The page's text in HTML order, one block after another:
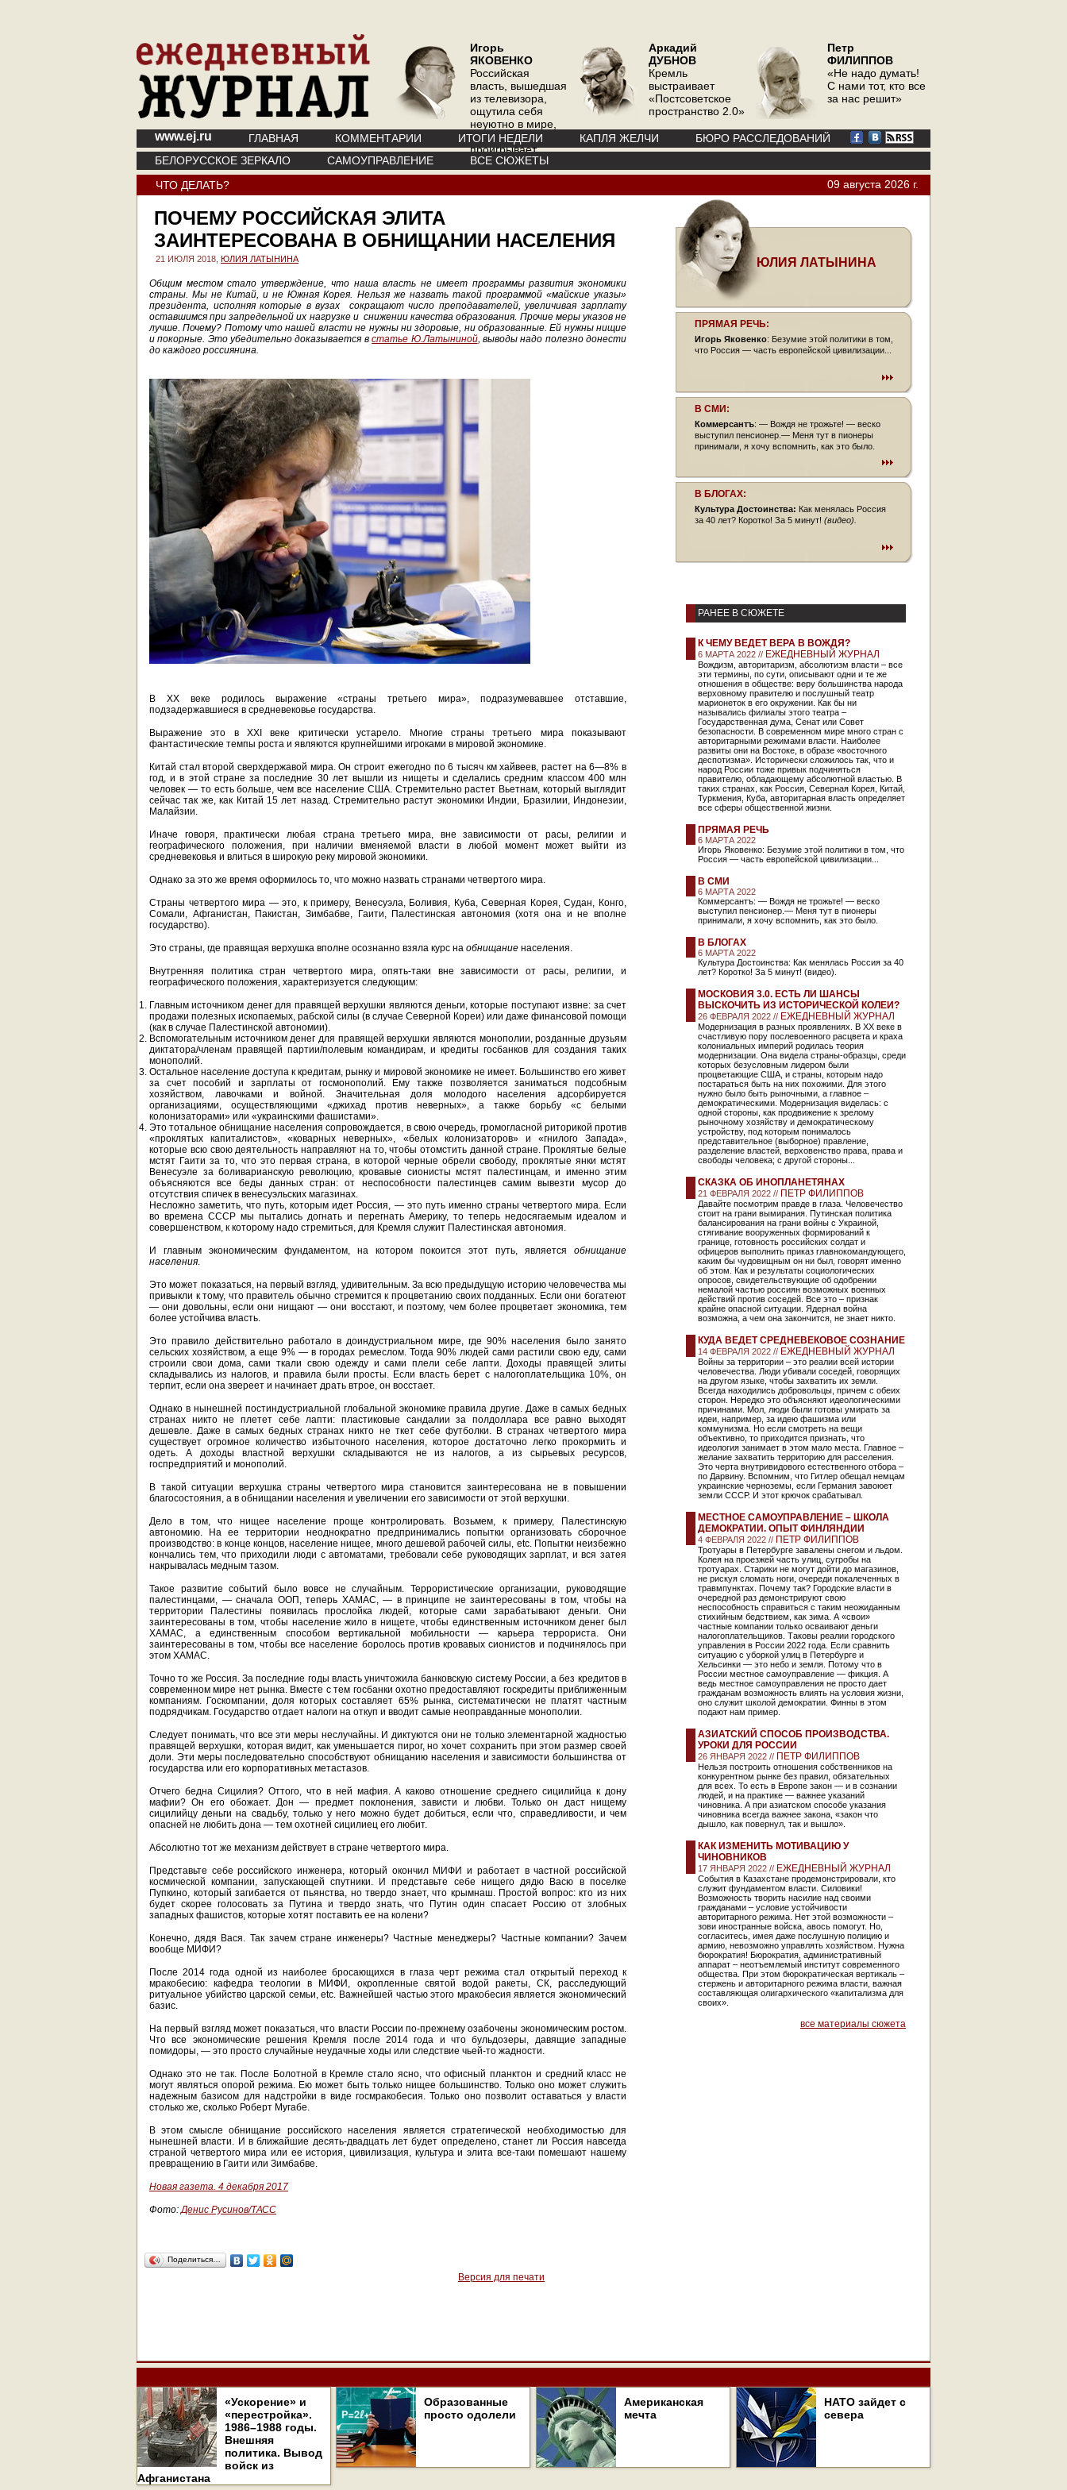
Игорь
ЯКОВЕНКО
Российская
власть, вышедшая
из телевизора,
ощутила себя
неуютно в мире,
где телевизор
проигрывает
интернету
Аркадий
ДУБНОВ
Кремль
выстраивает
«Постсоветское
пространство 2.0»
Петр
ФИЛИППОВ
«Не надо думать!
С нами тот, кто все
за нас решит»
www.ej.ru ГЛАВНАЯ КОММЕНТАРИИ ИТОГИ НЕДЕЛИ КАПЛЯ ЖЕЛЧИ
БЮРО РАССЛЕДОВАНИЙ
БЕЛОРУССКОЕ ЗЕРКАЛО
САМОУПРАВЛЕНИЕ
ВСЕ СЮЖЕТЫ
ЧТО ДЕЛАТЬ?
09 августа 2026 г.
ПОЧЕМУ РОССИЙСКАЯ ЭЛИТА
ЗАИНТЕРЕСОВАНА В ОБНИЩАНИИ НАСЕЛЕНИЯ
21 ИЮЛЯ 2018, ЮЛИЯ ЛАТЫНИНА
Общим местом стало утверждение, что наша власть не имеет программы развития экономики
страны. Мы не Китай, и не Южная Корея. Нельзя же назвать такой программой «майские указы»
президента, исполняя которые в вузах сокращают число преподавателей, увеличивая зарплату
оставшимся при запредельной их нагрузке и снижении качества образования. Прочие меры указов не
лучше. Почему? Потому что нашей власти не нужны ни здоровые, ни образованные. Ей нужны нищие
и покорные. Это убедительно доказывается встатье Ю.Латыниной, выводы надо полезно донести
до каждого россиянина.
В XX веке родилось выражение «страны третьего мира», подразумевавшее отставшие,
подзадержавшиеся в средневековье государства.
Выражение это в XXI веке критически устарело. Многие страны третьего мира показывают
фантастические темпы роста и являются крупнейшими игроками в мировой экономике.
Китай стал второй сверхдержавой мира. Он строит ежегодно по 6 тысяч км хайвеев, растет на 6—8% в
год, и в этой стране за последние 30 лет вышли из нищеты и сделались средним классом 400 млн
человек — то есть больше, чем все население США. Стремительно растет Вьетнам, который выглядит
сейчас так же, как Китай 15 лет назад. Стремительно растут экономики Индии, Бразилии, Индонезии,
Малайзии.
Иначе говоря, практически любая страна третьего мира, вне зависимости от расы, религии и
географического положения, при наличии вменяемой власти в любой момент может выйти из
средневековья и влиться в широкую реку мировой экономики.
Однако за это же время оформилось то, что можно назвать странами четвертого мира.
Страны четвертого мира — это, к примеру, Венесуэла, Боливия, Куба, Северная Корея, Судан, Конго,
Сомали, Афганистан, Пакистан, Зимбабве, Гаити, Палестинская автономия (хотя она и не вполне
государство).
Это страны, где правящая верхушка вполне осознанно взяла курс на обнищание населения.
Внутренняя политика стран четвертого мира, опять-таки вне зависимости от расы, религии, и
географического положения, характеризуется следующим:
Главным источником денег для правящей верхушки являются деньги, которые поступают извне: за счет
продажи полезных ископаемых, рабской силы (в случае Северной Кореи) или даже финансовой помощи
(как в случае Палестинской автономии).
Вспомогательным источником денег для правящей верхушки являются монополии, розданные друзьям
диктатора/членам правящей партии/полевым командирам, и кредиты госбанков для создания таких
монополий.
Остальное население доступа к кредитам, рынку и мировой экономике не имеет. Большинство его живет
за счет пособий и зарплаты от госмонополий. Ему также позволяется заниматься подсобным
хозяйством, лавочками и войной. Значительная доля молодого населения адсорбируется
организациями, осуществляющими «джихад против неверных», а также борьбу «с белыми
колонизаторами» или «украинскими фашистами».
Это тотальное обнищание населения сопровождается, в свою очередь, громогласной риторикой против
«проклятых капиталистов», «коварных неверных», «белых колонизаторов» и «гнилого Запада»,
которые всю свою деятельность направляют на то, чтобы отомстить данной стране. Проклятые белые
мстят Гаити за то, что это первая страна, в которой черные обрели свободу, проклятые янки мстят
Венесуэле за боливарианскую революцию, кровавые сионисты мстят палестинцам, и именно этим
объясняются все беды данных стран: от неспособности палестинцев самим вывезти мусор до
отсутствия спичек в венесуэльских магазинах.
Несложно заметить, что путь, которым идет Россия, — это путь именно страны четвертого мира. Если
во времена СССР мы пытались догнать и перегнать Америку, то теперь недосягаемым идеалом и
совершенством, к которому надо стремиться, для Кремля служит Палестинская автономия.
И главным экономическим фундаментом, на котором покоится этот путь, является обнищание
населения.
Это может показаться, на первый взгляд, удивительным. За всю предыдущую историю человечества мы
привыкли к тому, что правитель обычно стремится к процветанию своих подданных. Если они богатеют
— они довольны, если они нищают — они восстают, и поэтому, чем более процветает экономика, тем
более устойчива власть.
Это правило действительно работало в доиндустриальном мире, где 90% населения было занято
сельских хозяйством, а еще 9% — в городах ремеслом. Тогда 90% людей сами растили свою еду, сами
строили свои дома, сами ткали свою одежду и сами плели себе лапти. Доходы правящей элиты
складывались из налогов, и правила были просты. Если власть берет с налогоплательщика 10%, он
терпит, если она звереет и начинает драть втрое, он восстает.
Однако в нынешней постиндустриальной глобальной экономике правила другие. Даже в самых бедных
странах никто не плетет себе лапти: пластиковые сандалии за полдоллара все равно выходят
дешевле. Даже в самых бедных странах никто не ткет себе футболки. В странах четвертого мира
существует огромное количество избыточного населения, которое достаточно легко прокормить и
одеть. А доходы властной верхушки складываются не из налогов, а из сырьевых ресурсов,
госпредприятий и монополий.
В такой ситуации верхушка страны четвертого мира становится заинтересована не в повышении
благосостояния, а в обнищании населения и увеличении его зависимости от этой верхушки.
Дело в том, что нищее население проще контролировать. Возьмем, к примеру, Палестинскую
автономию. На ее территории неоднократно предпринимались попытки организовать сборочное
производство: в конце концов, население нищее, много дешевой рабочей силы, etc. Попытки неизбежно
кончались тем, что приходили люди с автоматами, требовали себе руководящих зарплат, и вся затея
накрывалась медным тазом.
Такое развитие событий было вовсе не случайным. Террористические организации, руководящие
палестинцами, — сначала ООП, теперь ХАМАС, — в принципе не заинтересованы в том, чтобы на
территории Палестины появилась прослойка людей, которые сами зарабатывают деньги. Они
заинтересованы в том, чтобы население жило в нищете, чтобы единственным источником денег был
ХАМАС, а единственным способом вертикальной мобильности — карьера террориста. Они
заинтересованы в том, чтобы все население боролось против кровавых сионистов и подчинялось при
этом ХАМАС.
Точно то же Россия. За последние годы власть уничтожила банковскую систему России, а без кредитов в
современном мире нет рынка. Вместе с тем госбанки охотно предоставляют госкредиты приближенным
компаниям. Госкомпании, доля которых составляет 65% рынка, систематически не платят частным
подрядчикам. Государство отдает налоги на откуп и вводит самые неоправданные монополии.
Следует понимать, что все эти меры неслучайны. И диктуются они не только элементарной жадностью
правящей верхушки, которая видит, как уменьшается пирог, но хочет сохранить при этом размер своей
доли. Эти меры последовательно способствуют обнищанию населения и зависимости большинства от
государства или его корпоративных метастазов.
Отчего бедна Сицилия? Оттого, что в ней мафия. А каково отношение среднего сицилийца к дону
мафии? Он его обожает. Дон — предмет поклонения, зависти и любви. Только он даст нищему
сицилийцу деньги на свадьбу, только у него можно будет добиться, если что, справедливости, и чем
опасней не любить дона — тем охотней сицилиец его любит.
Абсолютно тот же механизм действует в стране четвертого мира.
Представьте себе российского инженера, который окончил МИФИ и работает в частной российской
космической компании, запускающей спутники. И представьте себе нищего дядю Васю в поселке
Пупкино, который загибается от пьянства, но твердо знает, что крымнаш. Простой вопрос: кто из них
будет скорее голосовать за Путина и твердо знать, что Путин один спасает Россию от злобных
западных фашистов, которые хотят поставить ее на колени?
Конечно, дядя Вася. Так зачем стране инженеры? Частные менеджеры? Частные компании? Зачем
вообще МИФИ?
После 2014 года одной из наиболее бросающихся в глаза черт режима стал открытый переход к
мракобесию: кафедра теологии в МИФИ, окропленные святой водой ракеты, СК, расследующий
ритуальное убийство царской семьи, etc. Важнейшей частью этого мракобесия является экономический
базис.
На первый взгляд может показаться, что власти России по-прежнему озабочены экономическим ростом.
Что все экономические решения Кремля после 2014 года и что бульдозеры, давящие западные
помидоры, — это просто случайные неудачные ходы или следствие чьей-то жадности.
Однако это не так. После Болотной в Кремле стало ясно, что офисный планктон и средний класс не
могут являться опорой режима. Ею может быть только нищее большинство. Только оно может служить
надежным базисом для надстройки в виде госмракобесия. Только оно позволит оставаться у власти
столько же, сколько Роберт Мугабе.
В этом смысле обнищание российского населения является стратегической необходимостью для
нынешней власти. И в ближайшие десять-двадцать лет будет определено, станет ли Россия навсегда
страной четвертого мира или ее история, цивилизация, культура и элита все-таки помешают нашему
превращению в Гаити или Зимбабве.
Новая газета. 4 декабря 2017
Фото:Денис Русинов/ТАСС
Поделиться…
Версия для печати
ЮЛИЯ ЛАТЫНИНА
ПРЯМАЯ РЕЧЬ:
Игорь Яковенко: Безумие этой политики в том,
что Россия — часть европейской цивилизации...
В СМИ:
Коммерсантъ: — Вождя не трожьте! — веско
выступил пенсионер.— Меня тут в пионеры
принимали, я хочу вспомнить, как это было.
В БЛОГАХ:
Культура Достоинства: Как менялась Россия
за 40 лет? Коротко! За 5 минут! (видео).
РАНЕЕ В СЮЖЕТЕ
К ЧЕМУ ВЕДЕТ ВЕРА В ВОЖДЯ?
6 МАРТА 2022 // ЕЖЕДНЕВНЫЙ ЖУРНАЛ
Вождизм, авторитаризм, абсолютизм власти – все
эти термины, по сути, описывают одни и те же
отношения в обществе: веру большинства народа
верховному правителю и послушный театр
марионеток в его окружении. Как бы ни
назывались филиалы этого театра –
Государственная дума, Сенат или Совет
безопасности. В современном мире много стран с
авторитарными режимами власти. Наиболее
развиты они на Востоке, в образе «восточного
деспотизма». Исторически сложилось так, что и
народ России тоже привык подчиняться
правителю, обладающему абсолютной властью. В
таких странах, как Россия, Северная Корея, Китай,
Туркмения, Куба, авторитарная власть определяет
все сферы общественной жизни.
ПРЯМАЯ РЕЧЬ
6 МАРТА 2022
Игорь Яковенко: Безумие этой политики в том, что
Россия — часть европейской цивилизации...
В СМИ
6 МАРТА 2022
Коммерсантъ: — Вождя не трожьте! — веско
выступил пенсионер.— Меня тут в пионеры
принимали, я хочу вспомнить, как это было.
В БЛОГАХ
6 МАРТА 2022
Культура Достоинства: Как менялась Россия за 40
лет? Коротко! За 5 минут! (видео).
МОСКОВИЯ 3.0. ЕСТЬ ЛИ ШАНСЫ
ВЫСКОЧИТЬ ИЗ ИСТОРИЧЕСКОЙ КОЛЕИ?
26 ФЕВРАЛЯ 2022 // ЕЖЕДНЕВНЫЙ ЖУРНАЛ
Модернизация в разных проявлениях. В XX веке в
счастливую пору послевоенного расцвета и краха
колониальных империй родилась теория
модернизации. Она видела страны-образцы, среди
которых безусловным лидером были
процветающие США, и страны, которым надо
постараться быть на них похожими. Для этого
нужно было быть рыночными, а главное –
демократическими. Модернизация виделась: с
одной стороны, как продвижение к зрелому
рыночному хозяйству и демократическому
устройству, под которым понималось
представительное (выборное) правление,
разделение властей, верховенство права, права и
свободы человека; с другой стороны...
СКАЗКА ОБ ИНОПЛАНЕТЯНАХ
21 ФЕВРАЛЯ 2022 // ПЕТР ФИЛИППОВ
Давайте посмотрим правде в глаза. Человечество
стоит на грани вымирания. Путинская политика
балансирования на грани войны с Украиной,
стягивание вооруженных формирований к
границе, готовность российских солдат и
офицеров выполнить приказ главнокомандующего,
каким бы чудовищным он ни был, говорят именно
об этом. Как и результаты социологических
опросов, свидетельствующие об одобрении
немалой частью россиян возможных военных
действий против соседей. Все это – признак
крайне опасной ситуации. Ядерная война
возможна, а чем она закончится, не знает никто.
КУДА ВЕДЕТ СРЕДНЕВЕКОВОЕ СОЗНАНИЕ
14 ФЕВРАЛЯ 2022 // ЕЖЕДНЕВНЫЙ ЖУРНАЛ
Войны за территории – это реалии всей истории
человечества. Люди убивали соседей, говорящих
на другом языке, чтобы захватить их земли.
Всегда находились добровольцы, причем с обеих
сторон. Нередко это объясняют идеологическими
причинами. Мол, люди были готовы умирать за
идеи, например, за идею фашизма или
коммунизма. Но если смотреть на вещи
объективно, то приходится признать, что
идеология занимает в этом мало места. Главное –
желание захватить территорию для расселения.
Это черта внутривидового естественного отбора –
по Дарвину. Вспомним, что Гитлер обещал немцам
украинские черноземы, если Германия завоюет
земли СССР. И этот крючок срабатывал.
МЕСТНОЕ САМОУПРАВЛЕНИЕ – ШКОЛА
ДЕМОКРАТИИ. ОПЫТ ФИНЛЯНДИИ
4 ФЕВРАЛЯ 2022 // ПЕТР ФИЛИППОВ
Тротуары в Петербурге завалены снегом и льдом.
Колея на проезжей часть улиц, сугробы на
тротуарах. Старики не могут дойти до магазинов,
не рискуя сломать ноги, очереди покалеченных в
травмпунктах. Почему так? Городские власти в
очередной раз демонстрируют свою
неспособность справиться с таким неожиданным
стихийным бедствием, как зима. А «свои»
частные компании только осваивают деньги
налогоплательщиков. Таковы реалии городского
управления в России 2022 года. Если сравнить
ситуацию с уборкой улиц в Петербурге и
Хельсинки — это небо и земля. Потому что в
России местное самоуправление — фикция. А
ведь местное самоуправления не просто дает
гражданам возможность влиять на условия жизни,
оно служит школой демократии. Финны в этом
подают нам пример.
АЗИАТСКИЙ СПОСОБ ПРОИЗВОДСТВА.
УРОКИ ДЛЯ РОССИИ
26 ЯНВАРЯ 2022 // ПЕТР ФИЛИППОВ
Нельзя построить отношения собственников на
конкурентном рынке без правил, обязательных
для всех. То есть в Европе закон — и в сознании
людей, и на практике — важнее указаний
чиновника. А при азиатском способе указания
чиновника всегда важнее закона, «закон что
дышло, как повернул, так и вышло».
КАК ИЗМЕНИТЬ МОТИВАЦИЮ У
ЧИНОВНИКОВ
17 ЯНВАРЯ 2022 // ЕЖЕДНЕВНЫЙ ЖУРНАЛ
События в Казахстане продемонстрировали, кто
служит фундаментом власти. Силовики!
Возможность творить насилие над своими
гражданами – условие устойчивости
авторитарного режима. Нет этой возможности –
зови иностранные войска, авось помогут. Но,
согласитесь, имея даже послушную полицию и
армию, невозможно управлять хозяйством. Нужна
бюрократия! Бюрократия, административный
аппарат – неотъемлемый институт современного
общества. При этом бюрократическая вертикаль –
стержень и авторитарного режима власти, важная
составляющая олигархического «капитализма для
своих».
все материалы сюжета
«Ускорение» и
«перестройка».
1986–1988 годы.
Внешняя
политика. Вывод
войск из
Афганистана
Образованные
просто одолели
Американская
мечта
НАТО зайдет с
севера